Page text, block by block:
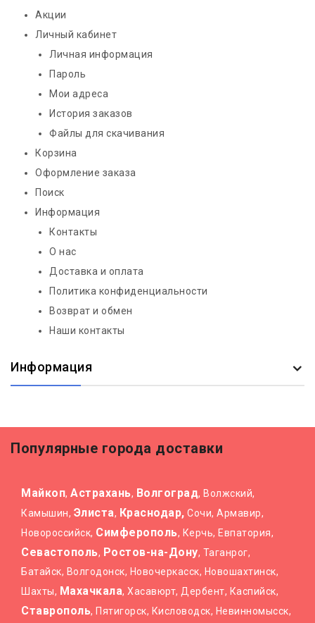
Акции
Личный кабинет
Личная информация
Пароль
Мои адреса
История заказов
Файлы для скачивания
Корзина
Оформление заказа
Поиск
Информация
Контакты
О нас
Доставка и оплата
Политика конфиденциальности
Возврат и обмен
Наши контакты
Информация
Популярные города доставки
Майкоп, Астрахань, Волгоград, Волжский,
Камышин, Элиста, Краснодар, Сочи, Армавир,
Новороссийск, Симферополь, Керчь, Евпатория,
Севастополь, Ростов-на-Дону, Таганрог,
Батайск, Волгодонск, Новочеркасск, Новошахтинск,
Шахты, Махачкала, Хасавюрт, Дербент, Каспийск,
Ставрополь, Пятигорск, Кисловодск, Невинномысск,